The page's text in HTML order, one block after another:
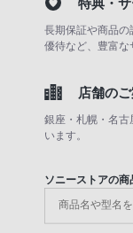
特典・
長期保証や商品
優待など、豊富な
店舗の
銀座・札幌・名古
います。
ソニーストアの商